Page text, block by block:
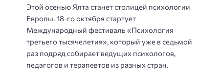
Этой осенью Ялта станет столицей психологии
Европы. 18-го октября стартует
Международный фестиваль «Психология
третьего тысячелетия», который уже в седьмой
раз подряд собирает ведущих психологов,
педагогов и терапевтов из разных стран.